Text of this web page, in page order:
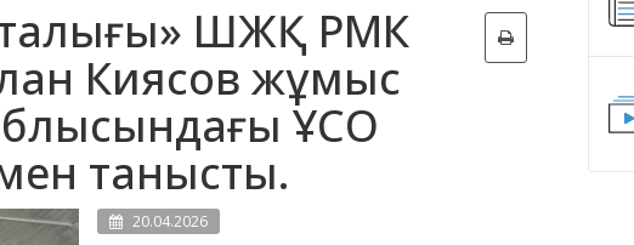
ШЖҚ РМК
Киясов жұмыс
ҰСО
танысты.
20.04.2026